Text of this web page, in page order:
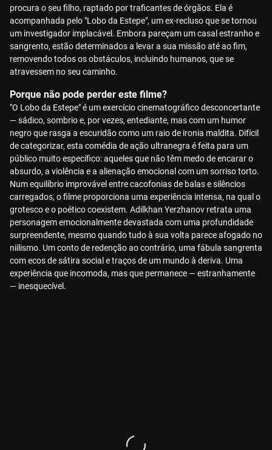
procura o seu filho, raptado por traficantes de órgãos. Ela é
acompanhada pelo "Lobo da Estepe", um ex-recluso que se tornou
um investigador implacável. Embora pareçam um casal estranho e
sangrento, estão determinados a levar a sua missão até ao fim,
removendo todos os obstáculos, incluindo humanos, que se
atravessem no seu caminho.
Porque não pode perder este filme?
"O Lobo da Estepe" é um exercício cinematográfico desconcertante
— sádico, sombrio e, por vezes, entediante, mas com um humor
negro que rasga a escuridão como um raio de ironia maldita. Difícil
de categorizar, esta comédia de ação ultranegra é feita para um
público muito específico: aqueles que não têm medo de encarar o
absurdo, a violência e a alienação emocional com um sorriso torto.
Num equilíbrio improvável entre cacofonias de balas e silêncios
carregados, o filme proporciona uma experiência intensa, na qual o
grotesco e o poético coexistem. Adilkhan Yerzhanov retrata uma
personagem emocionalmente devastada com uma profundidade
surpreendente, mesmo quando tudo à sua volta parece afogado no
niilismo. Um conto de redenção ao contrário, uma fábula sangrenta
com ecos de sátira social e traços de um mundo à deriva. Uma
experiência que incomoda, mas que permanece — estranhamente
— inesquecível.